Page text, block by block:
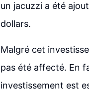
un jacuzzi a été
dollars.
Malgré cet
pas été affecté. En
investissement est